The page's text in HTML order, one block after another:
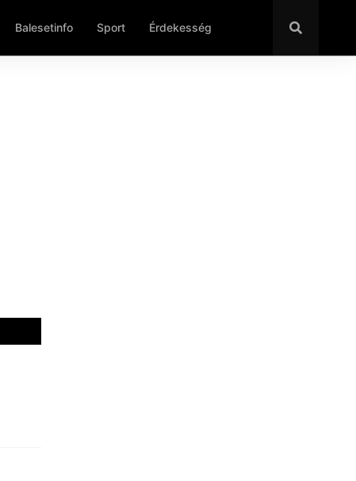
Balesetinfo Sport Érdekesség